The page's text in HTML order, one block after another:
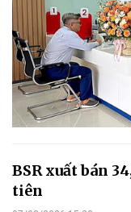
BSR xuất bán
tiên